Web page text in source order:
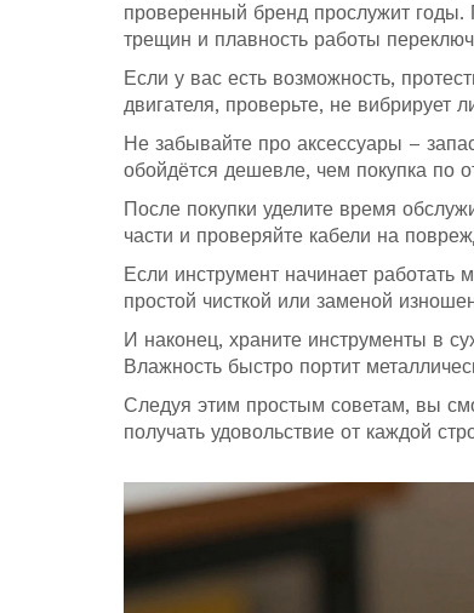
проверенный бренд прослужит годы.
трещин и плавность работы
Если у вас есть возможность,
двигателя, проверьте, не вибрирует
Не забывайте про аксессуары –
обойдётся дешевле, чем покупка по
После покупки уделите время
части и проверяйте кабели на
Если инструмент начинает
простой чисткой или заменой
И наконец, храните инструменты в
Влажность быстро портит
Следуя этим простым советам, вы
получать удовольствие от каждой